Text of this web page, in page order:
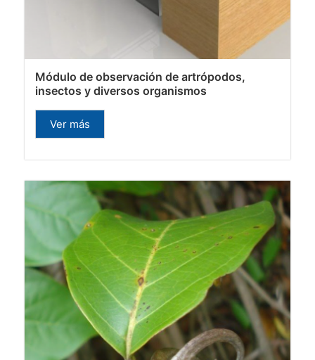
Módulo de observación de artrópodos,
insectos y diversos organismos
Ver más